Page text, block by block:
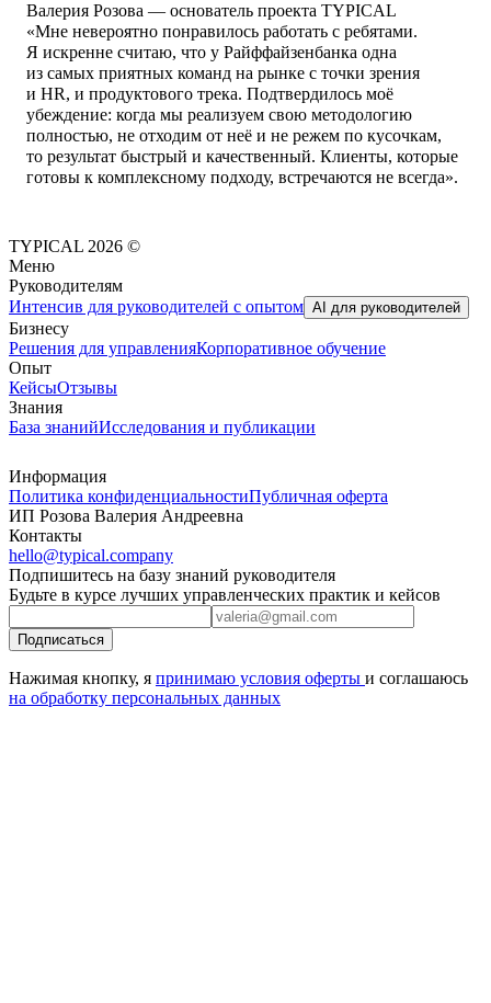
Валерия Розова — основатель проекта TYPICAL
«Мне невероятно понравилось работать с ребятами.
Я искренне считаю, что у Райффайзенбанка одна
из самых приятных команд на рынке с точки зрения
и HR, и продуктового трека. Подтвердилось моё
убеждение: когда мы реализуем свою методологию
полностью, не отходим от неё и не режем по кусочкам,
то результат быстрый и качественный. Клиенты, которые
готовы к комплексному подходу, встречаются не всегда».
TYPICAL 2026 ©
Меню
Руководителям
Интенсив для руководителей с опытом AI для руководителей
Бизнесу
Решения для управленияКорпоративное обучение
Опыт
КейсыОтзывы
Знания
База знанийИсследования и публикации
Информация
Политика конфиденциальностиПубличная оферта
ИП Розова Валерия Андреевна
Контакты
hello@typical.company
Подпишитесь на базу знаний руководителя
Будьте в курсе лучших управленческих практик и кейсов
Подписаться
Нажимая кнопку, я принимаю условия оферты и соглашаюсь
на обработку персональных данных